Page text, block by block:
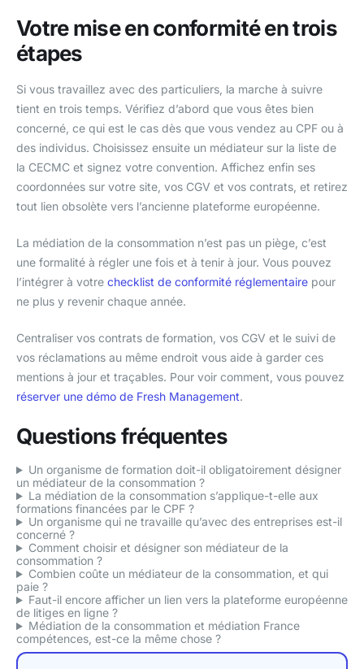
Votre mise en conformité en trois
étapes
Si vous travaillez avec des particuliers, la marche à suivre
tient en trois temps. Vérifiez d’abord que vous êtes bien
concerné, ce qui est le cas dès que vous vendez au CPF ou à
des individus. Choisissez ensuite un médiateur sur la liste de
la CECMC et signez votre convention. Affichez enfin ses
coordonnées sur votre site, vos CGV et vos contrats, et retirez
tout lien obsolète vers l’ancienne plateforme européenne.
La médiation de la consommation n’est pas un piège, c’est
une formalité à régler une fois et à tenir à jour. Vous pouvez
l’intégrer à votre checklist de conformité réglementaire pour
ne plus y revenir chaque année.
Centraliser vos contrats de formation, vos CGV et le suivi de
vos réclamations au même endroit vous aide à garder ces
mentions à jour et traçables. Pour voir comment, vous pouvez
réserver une démo de Fresh Management.
Questions fréquentes
Un organisme de formation doit-il obligatoirement désigner
un médiateur de la consommation ?
La médiation de la consommation s’applique-t-elle aux
formations financées par le CPF ?
Un organisme qui ne travaille qu’avec des entreprises est-il
concerné ?
Comment choisir et désigner son médiateur de la
consommation ?
Combien coûte un médiateur de la consommation, et qui
paie ?
Faut-il encore afficher un lien vers la plateforme européenne
de litiges en ligne ?
Médiation de la consommation et médiation France
compétences, est-ce la même chose ?